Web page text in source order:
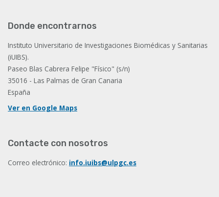
Donde encontrarnos
Instituto Universitario de Investigaciones Biomédicas y Sanitarias
(iUIBS).
Paseo Blas Cabrera Felipe "Físico" (s/n)
35016 - Las Palmas de Gran Canaria
España
Ver en Google Maps
Contacte con nosotros
Correo electrónico: info.iuibs@ulpgc.es